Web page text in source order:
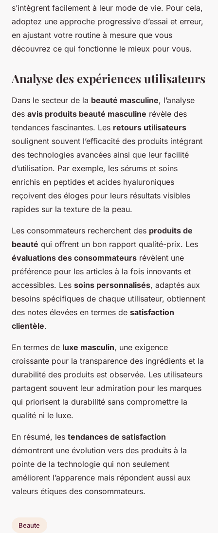
s’intègrent facilement à leur mode de vie. Pour cela,
adoptez une approche progressive d’essai et erreur,
en ajustant votre routine à mesure que vous
découvrez ce qui fonctionne le mieux pour vous.
Analyse des expériences utilisateurs
Dans le secteur de la beauté masculine, l’analyse
des avis produits beauté masculine révèle des
tendances fascinantes. Les retours utilisateurs
soulignent souvent l’efficacité des produits intégrant
des technologies avancées ainsi que leur facilité
d’utilisation. Par exemple, les sérums et soins
enrichis en peptides et acides hyaluroniques
reçoivent des éloges pour leurs résultats visibles
rapides sur la texture de la peau.
Les consommateurs recherchent des produits de
beauté qui offrent un bon rapport qualité-prix. Les
évaluations des consommateurs révèlent une
préférence pour les articles à la fois innovants et
accessibles. Les soins personnalisés, adaptés aux
besoins spécifiques de chaque utilisateur, obtiennent
des notes élevées en termes de satisfaction
clientèle.
En termes de luxe masculin, une exigence
croissante pour la transparence des ingrédients et la
durabilité des produits est observée. Les utilisateurs
partagent souvent leur admiration pour les marques
qui priorisent la durabilité sans compromettre la
qualité ni le luxe.
En résumé, les tendances de satisfaction
démontrent une évolution vers des produits à la
pointe de la technologie qui non seulement
améliorent l’apparence mais répondent aussi aux
valeurs étiques des consommateurs.
Beaute